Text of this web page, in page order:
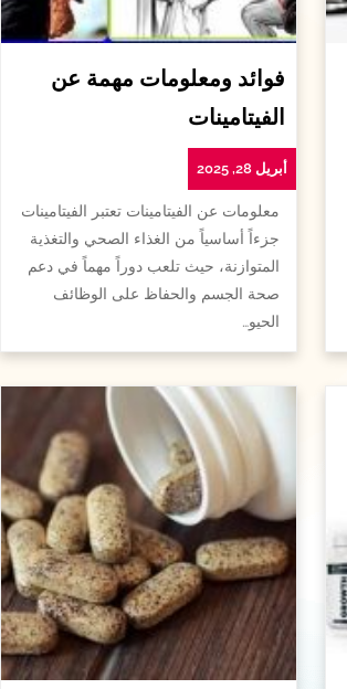
فوائد ومعلومات مهمة عن
الفيتامينات
أبريل 28, 2025
معلومات عن الفيتامينات تعتبر الفيتامينات
جزءاً أساسياً من الغذاء الصحي والتغذية
المتوازنة، حيث تلعب دوراً مهماً في دعم
صحة الجسم والحفاظ على الوظائف
الحيو…